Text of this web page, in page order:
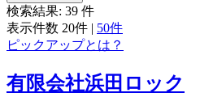
検索結果: 39 件
表示件数 20件 | 50件
ピックアップとは？
有限会社浜田ロック